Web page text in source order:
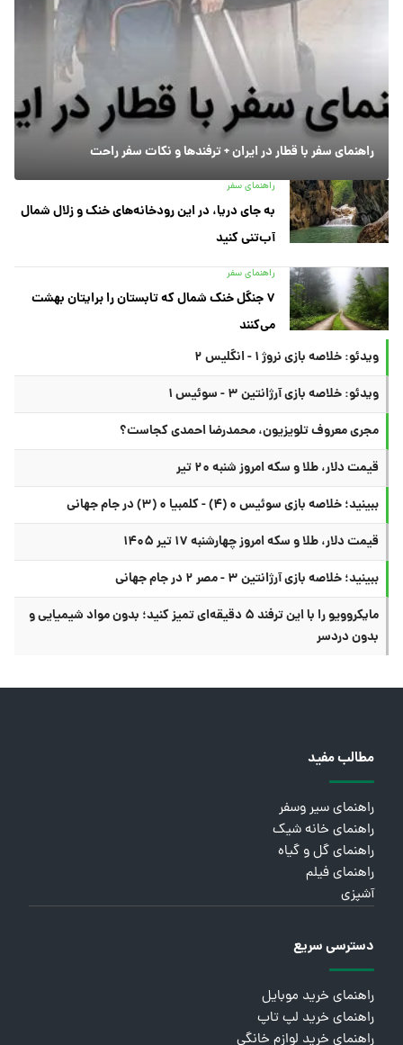
راهنمای سفر با قطار در ایران + ترفندها و نکات سفر راحت
راهنمای سفر
به جای دریا، در این رودخانه‌های خنک و زلال شمال
آب‌تنی کنید
راهنمای سفر
۷ جنگل خنک شمال که تابستان را برایتان بهشت
می‌کنند
ویدئو: خلاصه بازی نروژ ۱ - انگلیس ۲
ویدئو: خلاصه بازی آرژانتین ۳ - سوئیس ۱
مجری معروف تلویزیون، محمدرضا احمدی کجاست؟
قیمت دلار، طلا و سکه امروز شنبه ۲۰ تیر
ببینید؛ خلاصه بازی سوئیس ۰ (۴) - کلمبیا ۰ (۳) در جام جهانی
قیمت دلار، طلا و سکه امروز چهارشنبه ۱۷ تیر ۱۴۰۵
ببینید؛ خلاصه بازی آرژانتین ۳ - مصر ۲ در جام جهانی
مایکروویو را با این ترفند ۵ دقیقه‌ای تمیز کنید؛ بدون مواد شیمیایی و
بدون دردسر
مطالب مفید
راهنمای سیر وسفر
راهنمای خانه شیک
راهنمای گل و گیاه
راهنمای فیلم
آشپزی
دسترسی سریع
راهنمای خرید موبایل
راهنمای خرید لپ تاپ
راهنمای خرید لوازم خانگی